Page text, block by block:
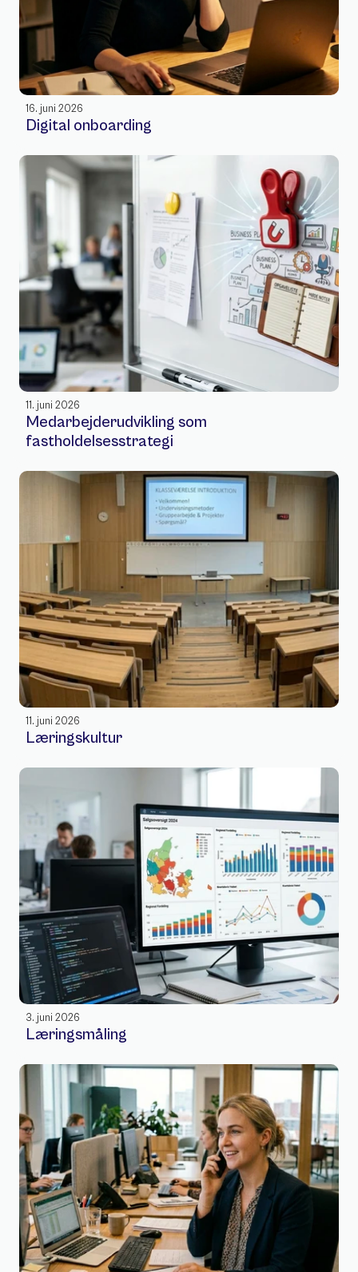
16. juni 2026
Digital onboarding
11. juni 2026
Medarbejderudvikling som
fastholdelsesstrategi
11. juni 2026
Læringskultur
3. juni 2026
Læringsmåling